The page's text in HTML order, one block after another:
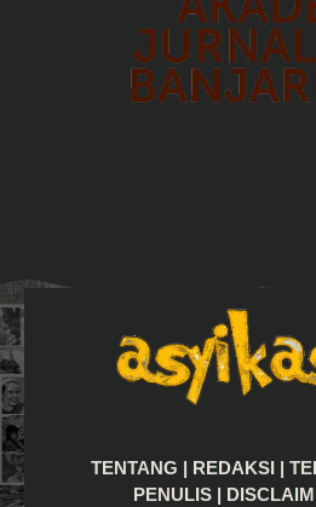
TENTANG REDAKSI
PENULIS